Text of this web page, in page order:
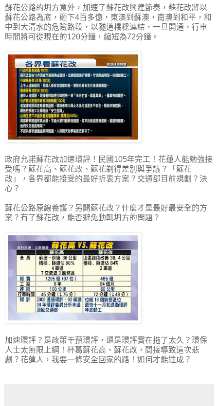
蘇花公路的坍方意外，加速了蘇花改興建節奏，蘇花改將以
蘇花公路為底，砸下4百多億，東澳到蘇澳，南澳到和平，和
中到大清水的危險路段，以隧道橋樑連結，一旦開通，行車
時間將可從現在的120分鐘，縮短為72分鐘。
政府允諾蘇花改加速環評！民國105年完工！花蓮人能勉強接
受嗎？蘇花高、蘇花改、蘇花剃得差別與爭議？「蘇花
改」，各界都能接受的最好折衷方案？交通部目前規劃？決
心？
蘇花公路原線養護？另闢蘇花改？什麼才是最好最安全的方
案？有了蘇花改，能否避免動輒坍方的問題？
加速環評？是政策干預環評，還是環評實在拖了太久？環保
人士太無限上綱！杯葛蘇花高、蘇花改，間接導致這次悲
劇？花蓮人，我要一條安全回家的路！如何才能達成？